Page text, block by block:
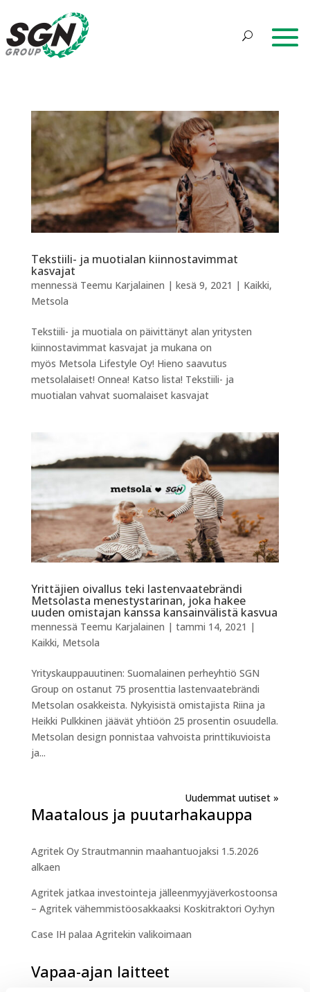
Tekstiili- ja muotialan kiinnostavimmat
kasvajat
mennessä Teemu Karjalainen | kesä 9, 2021 | Kaikki,
Metsola
Tekstiili- ja muotiala on päivittänyt alan yritysten
kiinnostavimmat kasvajat ja mukana on
myös Metsola Lifestyle Oy! Hieno saavutus
metsolalaiset! Onnea! Katso lista! Tekstiili- ja
muotialan vahvat suomalaiset kasvajat
Yrittäjien oivallus teki lastenvaatebrändi
Metsolasta menestystarinan, joka hakee
uuden omistajan kanssa kansainvälistä kasvua
mennessä Teemu Karjalainen | tammi 14, 2021 |
Kaikki, Metsola
Yrityskauppauutinen: Suomalainen perheyhtiö SGN
Group on ostanut 75 prosenttia lastenvaatebrändi
Metsolan osakkeista. Nykyisistä omistajista Riina ja
Heikki Pulkkinen jäävät yhtiöön 25 prosentin osuudella.
Metsolan design ponnistaa vahvoista printtikuvioista
ja...
Seuraavat merkinnät »
Maatalous ja puutarhakauppa
Agritek Oy Strautmannin maahantuojaksi 1.5.2026
alkaen
Agritek jatkaa investointeja jälleenmyyjäverkostoonsa
– Agritek vähemmistöosakkaaksi Koskitraktori Oy:hyn
Case IH palaa Agritekin valikoimaan
Vapaa-ajan laitteet